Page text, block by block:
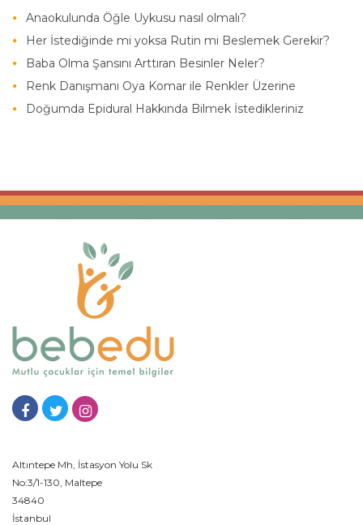
Anaokulunda Öğle Uykusu nasıl olmalı?
Her İstediğinde mi yoksa Rutin mi Beslemek Gerekir?
Baba Olma Şansını Arttıran Besinler Neler?
Renk Danışmanı Oya Komar ile Renkler Üzerine
Doğumda Epidural Hakkında Bilmek İstedikleriniz
Altıntepe Mh, İstasyon Yolu Sk
No:3/1-130, Maltepe
34840
İstanbul